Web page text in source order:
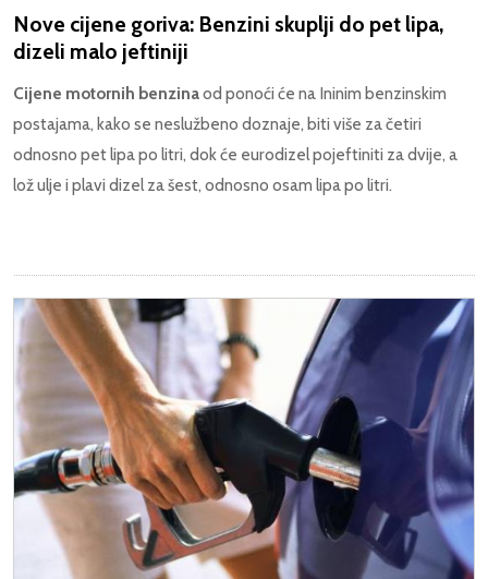
Nove cijene goriva: Benzini skuplji do pet lipa,
dizeli malo jeftiniji
Cijene motornih benzinaod ponoći će na Ininim benzinskim
postajama, kako se neslužbeno doznaje, biti više za četiri
odnosno pet lipa po litri, dok će eurodizel pojeftiniti za dvije, a
lož ulje i plavi dizel za šest, odnosno osam lipa po litri.